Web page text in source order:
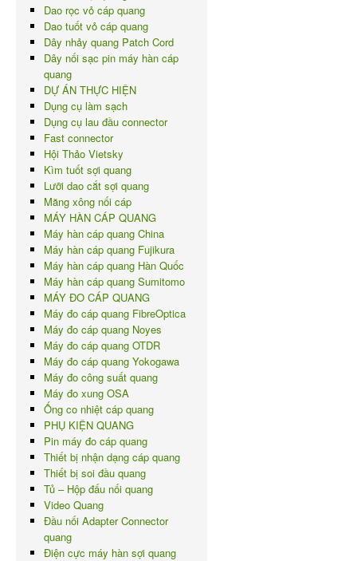
Dao rọc vỏ cáp quang
Dao tuốt vỏ cáp quang
Dây nhảy quang Patch Cord
Dây nối sạc pin máy hàn cáp
quang
DỰ ÁN THỰC HIỆN
Dụng cụ làm sạch
Dụng cụ lau đầu connector
Fast connector
Hội Thảo Vietsky
Kìm tuốt sợi quang
Lưỡi dao cắt sợi quang
Măng xông nối cáp
MÁY HÀN CÁP QUANG
Máy hàn cáp quang China
Máy hàn cáp quang Fujikura
Máy hàn cáp quang Hàn Quốc
Máy hàn cáp quang Sumitomo
MÁY ĐO CÁP QUANG
Máy đo cáp quang FibreOptica
Máy đo cáp quang Noyes
Máy đo cáp quang OTDR
Máy đo cáp quang Yokogawa
Máy đo công suất quang
Máy đo xung OSA
Ống co nhiệt cáp quang
PHỤ KIỆN QUANG
Pin máy đo cáp quang
Thiết bị nhận dạng cáp quang
Thiết bị soi đầu quang
Tủ – Hộp đấu nối quang
Video Quang
Đầu nối Adapter Connector
quang
Điện cực máy hàn sợi quang